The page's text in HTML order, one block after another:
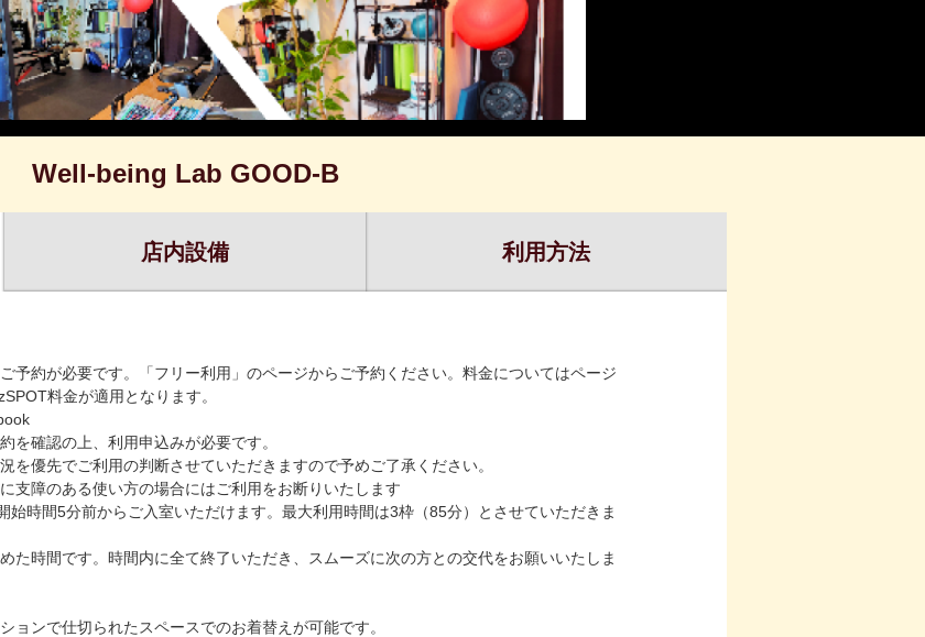
Well-being Lab GOOD-B
店内設備 利用方法
予約が必要です。「フリー利用」のページからご予約ください。料金についてはページ
料金が適用となります。
を確認の上、利用申込みが必要です。
を優先でご利用の判断させていただきますので予めご了承ください。
支障のある使い方の場合にはご利用をお断りいたします
始時間5分前からご入室いただけます。最大利用時間は3枠（85分）とさせていただきま
た時間です。時間内に全て終了いただき、スムーズに次の方との交代をお願いいたしま
ョンで仕切られたスペースでのお着替えが可能です。